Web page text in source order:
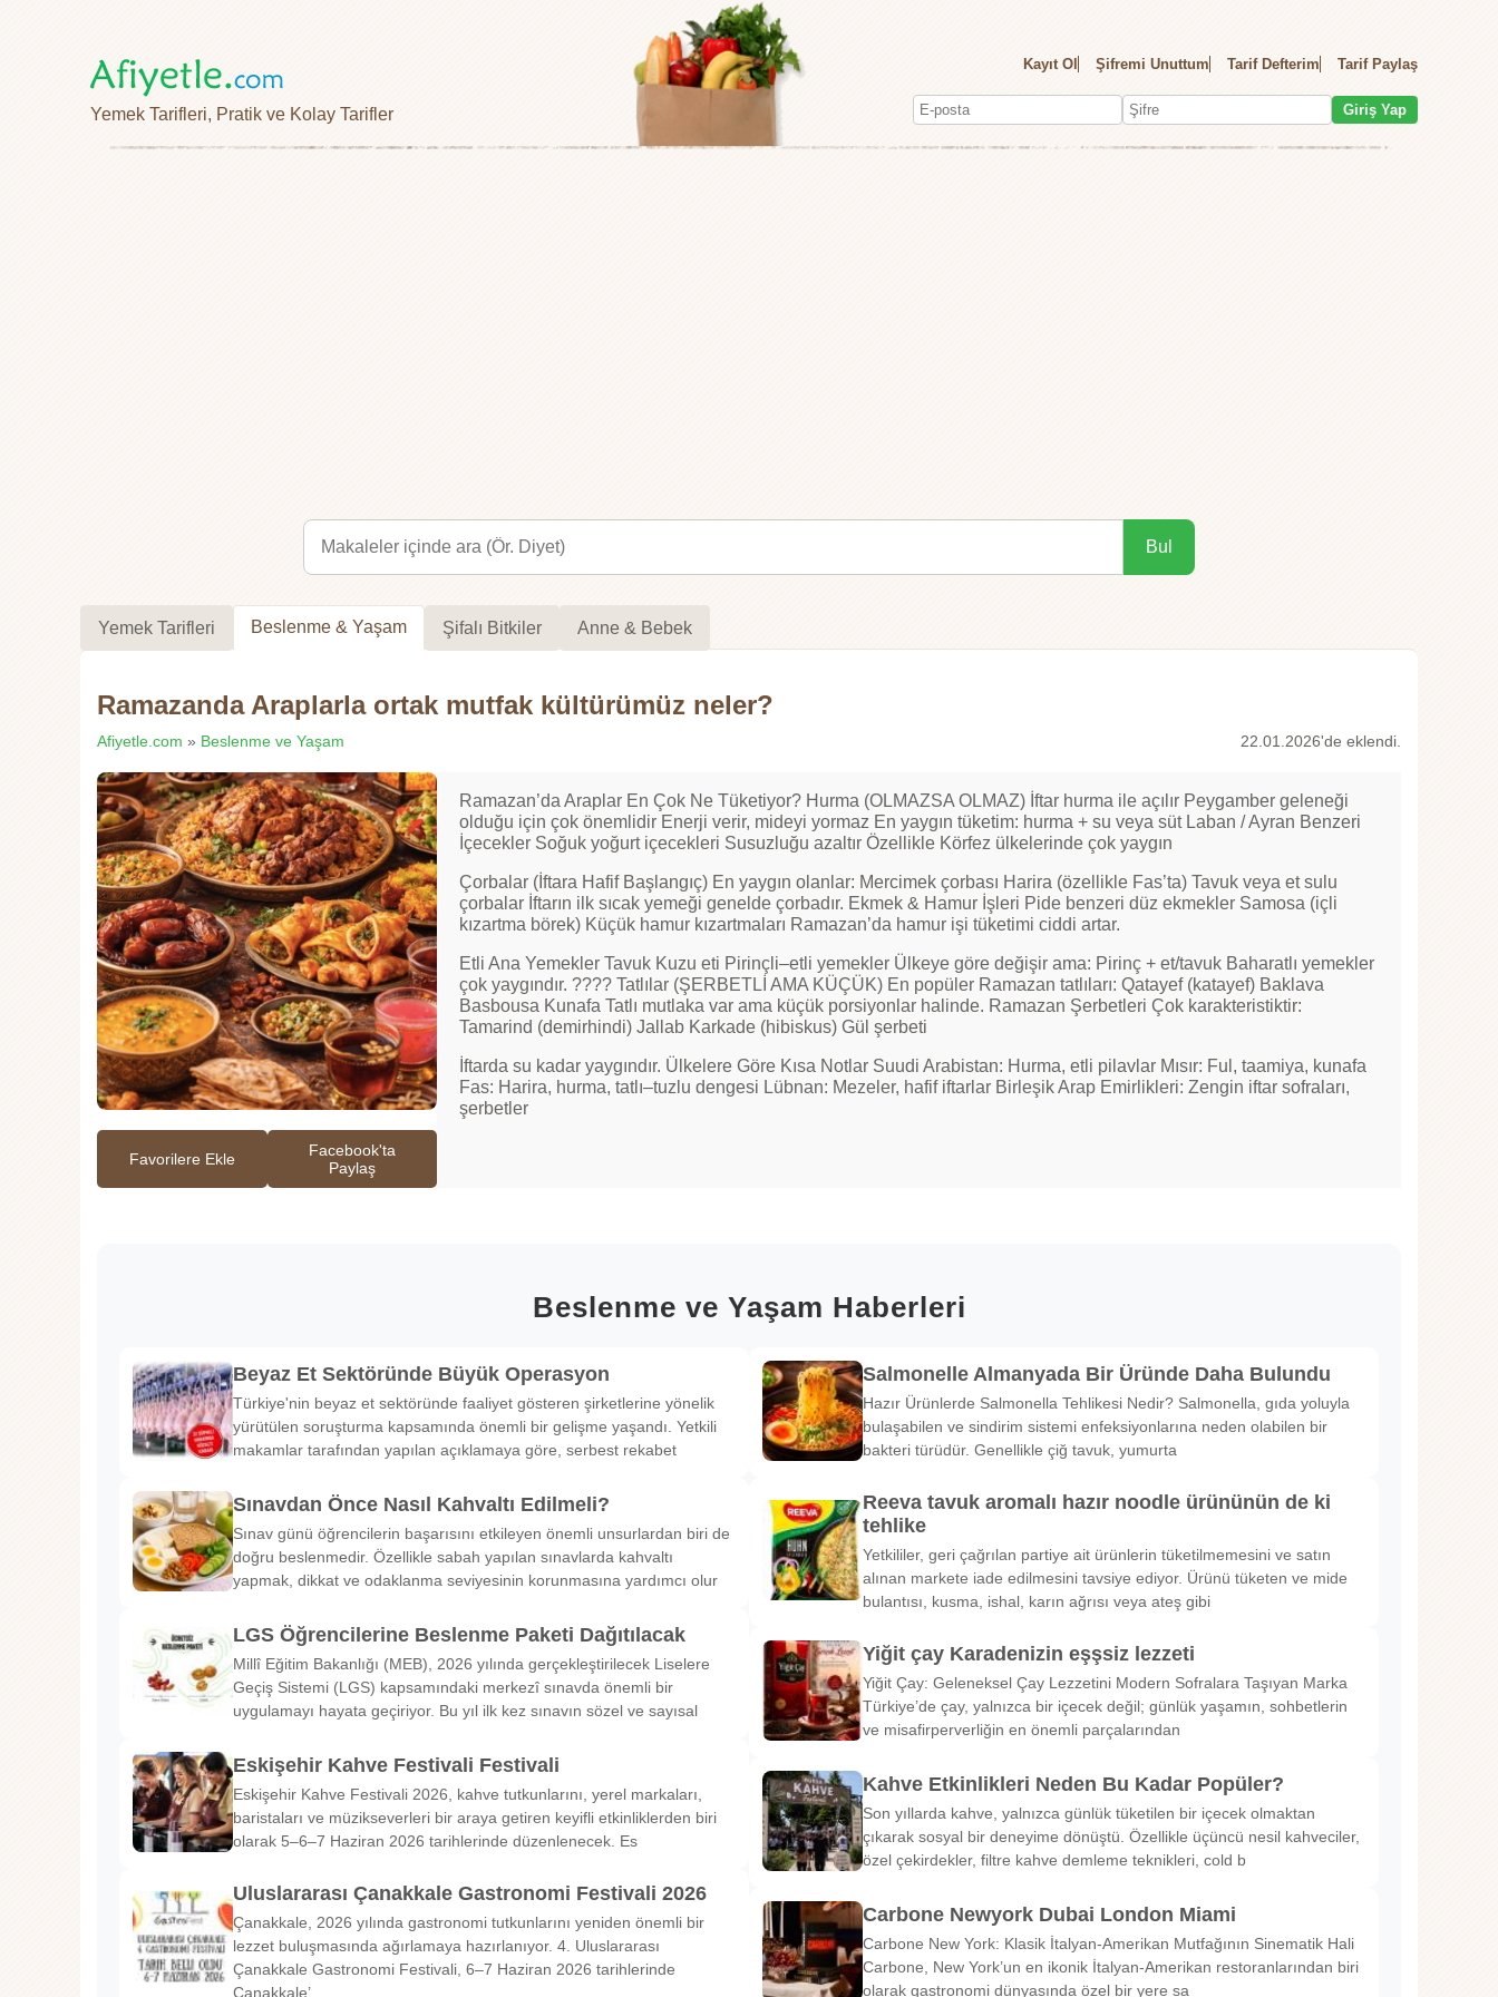
Yemek Tarifleri, Pratik ve Kolay Tarifler
Kayıt Ol Şifremi Unuttum Tarif Defterim Tarif Paylaş
Giriş Yap
Bul
Yemek Tarifleri Beslenme & Yaşam Şifalı Bitkiler Anne & Bebek
Ramazanda Araplarla ortak mutfak kültürümüz neler?
Afiyetle.com » Beslenme ve Yaşam 22.01.2026'de eklendi.
Favorilere Ekle
Facebook'ta
Paylaş
Ramazan’da Araplar En Çok Ne Tüketiyor? Hurma (OLMAZSA OLMAZ) İftar hurma ile açılır Peygamber geleneği
olduğu için çok önemlidir Enerji verir, mideyi yormaz En yaygın tüketim: hurma + su veya süt Laban / Ayran Benzeri
İçecekler Soğuk yoğurt içecekleri Susuzluğu azaltır Özellikle Körfez ülkelerinde çok yaygın
Çorbalar (İftara Hafif Başlangıç) En yaygın olanlar: Mercimek çorbası Harira (özellikle Fas’ta) Tavuk veya et sulu
çorbalar İftarın ilk sıcak yemeği genelde çorbadır. Ekmek & Hamur İşleri Pide benzeri düz ekmekler Samosa (içli
kızartma börek) Küçük hamur kızartmaları Ramazan’da hamur işi tüketimi ciddi artar.
Etli Ana Yemekler Tavuk Kuzu eti Pirinçli–etli yemekler Ülkeye göre değişir ama: Pirinç + et/tavuk Baharatlı yemekler
çok yaygındır. ???? Tatlılar (ŞERBETLİ AMA KÜÇÜK) En popüler Ramazan tatlıları: Qatayef (katayef) Baklava
Basbousa Kunafa Tatlı mutlaka var ama küçük porsiyonlar halinde. Ramazan Şerbetleri Çok karakteristiktir:
Tamarind (demirhindi) Jallab Karkade (hibiskus) Gül şerbeti
İftarda su kadar yaygındır. Ülkelere Göre Kısa Notlar Suudi Arabistan: Hurma, etli pilavlar Mısır: Ful, taamiya, kunafa
Fas: Harira, hurma, tatlı–tuzlu dengesi Lübnan: Mezeler, hafif iftarlar Birleşik Arap Emirlikleri: Zengin iftar sofraları,
şerbetler
Beslenme ve Yaşam Haberleri
Beyaz Et Sektöründe Büyük Operasyon
Türkiye'nin beyaz et sektöründe faaliyet gösteren şirketlerine yönelik
yürütülen soruşturma kapsamında önemli bir gelişme yaşandı. Yetkili
makamlar tarafından yapılan açıklamaya göre, serbest rekabet
Sınavdan Önce Nasıl Kahvaltı Edilmeli?
Sınav günü öğrencilerin başarısını etkileyen önemli unsurlardan biri de
doğru beslenmedir. Özellikle sabah yapılan sınavlarda kahvaltı
yapmak, dikkat ve odaklanma seviyesinin korunmasına yardımcı olur
LGS Öğrencilerine Beslenme Paketi Dağıtılacak
Millî Eğitim Bakanlığı (MEB), 2026 yılında gerçekleştirilecek Liselere
Geçiş Sistemi (LGS) kapsamındaki merkezî sınavda önemli bir
uygulamayı hayata geçiriyor. Bu yıl ilk kez sınavın sözel ve sayısal
Eskişehir Kahve Festivali Festivali
Eskişehir Kahve Festivali 2026, kahve tutkunlarını, yerel markaları,
baristaları ve müzikseverleri bir araya getiren keyifli etkinliklerden biri
olarak 5–6–7 Haziran 2026 tarihlerinde düzenlenecek. Es
Uluslararası Çanakkale Gastronomi Festivali 2026
Çanakkale, 2026 yılında gastronomi tutkunlarını yeniden önemli bir
lezzet buluşmasında ağırlamaya hazırlanıyor. 4. Uluslararası
Çanakkale Gastronomi Festivali, 6–7 Haziran 2026 tarihlerinde
Çanakkale’
Salmonelle Almanyada Bir Üründe Daha Bulundu
Hazır Ürünlerde Salmonella Tehlikesi Nedir? Salmonella, gıda yoluyla
bulaşabilen ve sindirim sistemi enfeksiyonlarına neden olabilen bir
bakteri türüdür. Genellikle çiğ tavuk, yumurta
Reeva tavuk aromalı hazır noodle ürününün de ki
tehlike
Yetkililer, geri çağrılan partiye ait ürünlerin tüketilmemesini ve satın
alınan markete iade edilmesini tavsiye ediyor. Ürünü tüketen ve mide
bulantısı, kusma, ishal, karın ağrısı veya ateş gibi
Yiğit çay Karadenizin eşşsiz lezzeti
Yiğit Çay: Geleneksel Çay Lezzetini Modern Sofralara Taşıyan Marka
Türkiye’de çay, yalnızca bir içecek değil; günlük yaşamın, sohbetlerin
ve misafirperverliğin en önemli parçalarından
Kahve Etkinlikleri Neden Bu Kadar Popüler?
Son yıllarda kahve, yalnızca günlük tüketilen bir içecek olmaktan
çıkarak sosyal bir deneyime dönüştü. Özellikle üçüncü nesil kahveciler,
özel çekirdekler, filtre kahve demleme teknikleri, cold b
Carbone Newyork Dubai London Miami
Carbone New York: Klasik İtalyan-Amerikan Mutfağının Sinematik Hali
Carbone, New York’un en ikonik İtalyan-Amerikan restoranlarından biri
olarak gastronomi dünyasında özel bir yere sa